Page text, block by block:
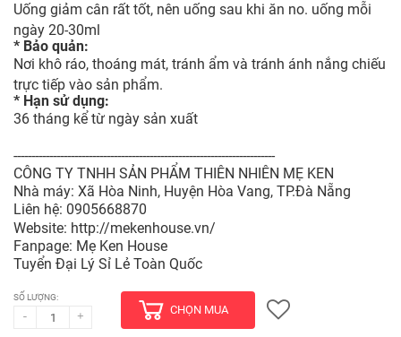
Uống giảm cân rất tốt, nên uống sau khi ăn no. uống mỗi
ngày 20-30ml
* Bảo quản:
Nơi khô ráo, thoáng mát, tránh ẩm và tránh ánh nắng chiếu
trực tiếp vào sản phẩm.
* Hạn sử dụng:
36 tháng kể từ ngày sản xuất
-------------------------------------------------------------------------
CÔNG TY TNHH SẢN PHẨM THIÊN NHIÊN MẸ KEN
Nhà máy: Xã Hòa Ninh, Huyện Hòa Vang, TP.Đà Nẵng
Liên hệ: 0905668870
Website: http://mekenhouse.vn/
Fanpage: Mẹ Ken House
Tuyển Đại Lý Sỉ Lẻ Toàn Quốc
SỐ LƯỢNG:
- +
CHỌN MUA